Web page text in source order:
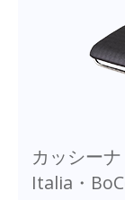
カッシー
Italia・